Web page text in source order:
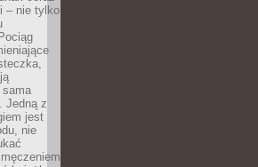
– nie tylko
sama
Jedną z
jest
nie